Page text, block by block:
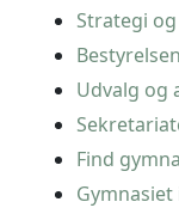
Strategi
Bestyrelsen
Udvalg og
Find
Gymnasiet